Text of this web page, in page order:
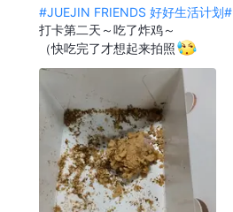
#JUEJIN FRIENDS 好好生活计划#
打卡第二天～吃了炸鸡～
（快吃完了才想起来拍照